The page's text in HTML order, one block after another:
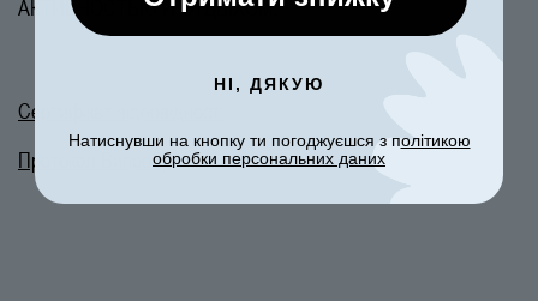
АКТИВНОСТЬЮ И ОТДЫХОМ.
Сертифікат відповідності
Протокол Випробувань
НІ, ДЯКУЮ
Натиснувши на кнопку ти погоджуєшся з політикою
обробки персональних даних